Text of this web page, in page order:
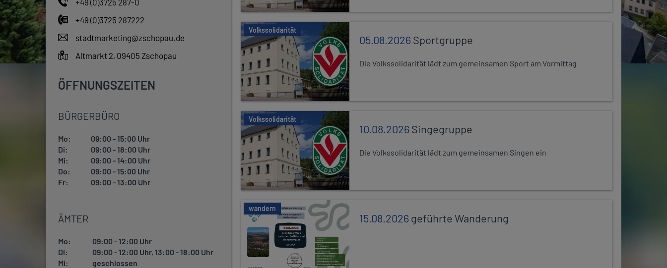
+49 (0)3725 287-0
+49 (0)3725 287222
stadtmarketing@zschopau.de
Altmarkt 2, 09405 Zschopau
ÖFFNUNGSZEITEN
BÜRGERBÜRO
Mo:
09:00 - 15:00 Uhr
Di:
09:00 - 18:00 Uhr
Mi:
09:00 - 14:00 Uhr
Do:
09:00 - 15:00 Uhr
Fr:
09:00 - 13:00 Uhr
ÄMTER
Mo:
09:00 - 12:00 Uhr
Di:
09:00 - 12:00 Uhr, 13:00 - 18:00 Uhr
Mi:
geschlossen
Volkssolidarität
05.08.2026Sportgruppe
Die Volkssolidarität lädt zum gemeinsamen Sport am Vormittag
Volkssolidarität
10.08.2026Singegruppe
Die Volkssolidarität lädt zum gemeinsamen Singen ein
wandern
15.08.2026geführte Wanderung